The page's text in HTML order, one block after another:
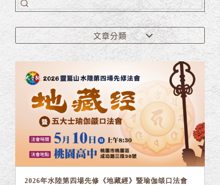
文章分類
2026年水陸第四場先修《地藏經》暨瑜伽燄口法會